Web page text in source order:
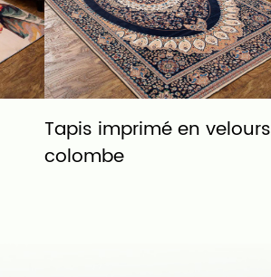
Tapis imprimé en velours
colombe